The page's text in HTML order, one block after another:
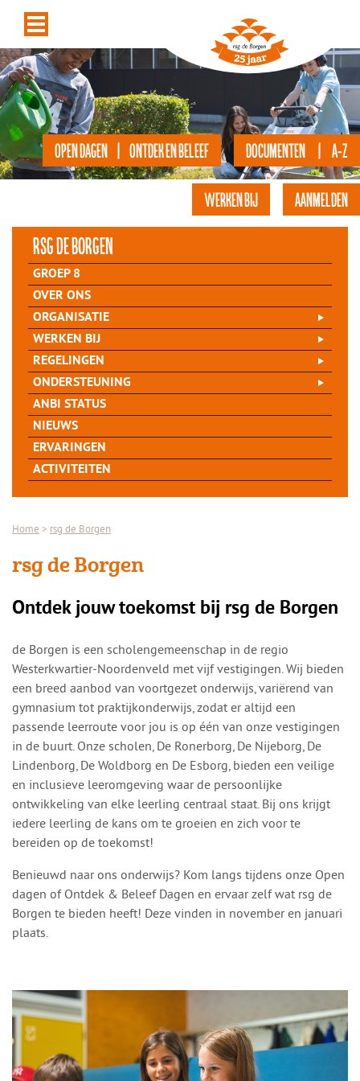
DOCUMENTEN | A-Z
OPEN DAGEN | ONTDEK EN BELEEF
AANMELDEN
WERKEN BIJ
rsg de Borgen
GROEP 8
OVER ONS
ORGANISATIE
WERKEN BIJ
REGELINGEN
ONDERSTEUNING
ANBI STATUS
NIEUWS
ERVARINGEN
ACTIVITEITEN
Home > rsg de Borgen
rsg de Borgen
Ontdek jouw toekomst bij rsg de Borgen
de Borgen is een scholengemeenschap in de regio
Westerkwartier-Noordenveld met vijf vestigingen. Wij bieden
een breed aanbod van voortgezet onderwijs, variërend van
gymnasium tot praktijkonderwijs, zodat er altijd een
passende leerroute voor jou is op één van onze vestigingen
in de buurt. Onze scholen, De Ronerborg, De Nijeborg, De
Lindenborg, De Woldborg en De Esborg, bieden een veilige
en inclusieve leeromgeving waar de persoonlijke
ontwikkeling van elke leerling centraal staat. Bij ons krijgt
iedere leerling de kans om te groeien en zich voor te
bereiden op de toekomst!
Benieuwd naar ons onderwijs? Kom langs tijdens onze Open
dagen of Ontdek & Beleef Dagen en ervaar zelf wat rsg de
Borgen te bieden heeft! Deze vinden in november en januari
plaats.